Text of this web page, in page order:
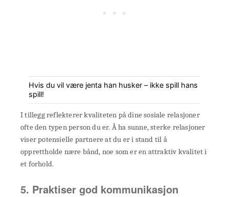
Hvis du vil være jenta han husker – ikke spill hans
spill!
I tillegg reflekterer kvaliteten på dine sosiale relasjoner
ofte den typen person du er. Å ha sunne, sterke relasjoner
viser potensielle partnere at du er i stand til å
opprettholde nære bånd, noe som er en attraktiv kvalitet i
et forhold.
5. Praktiser god kommunikasjon